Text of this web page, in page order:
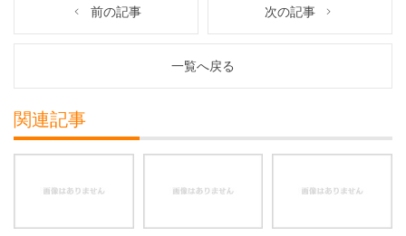
前の記事 次の記事
一覧へ戻る
関連記事